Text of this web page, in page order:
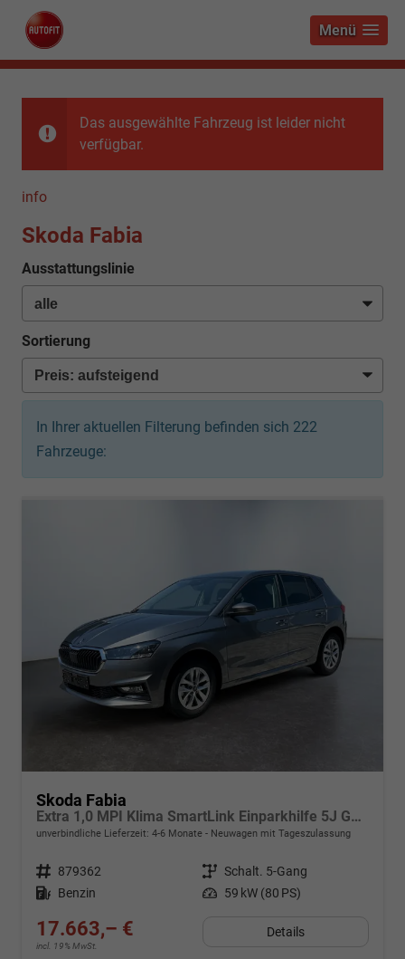
Menü
Das ausgewählte Fahrzeug ist leider nicht
verfügbar.
info
Skoda Fabia
Ausstattungslinie
Sortierung
In Ihrer aktuellen Filterung befinden sich 222
Fahrzeuge:
Skoda Fabia
Extra 1,0 MPI Klima SmartLink Einparkhilfe 5J Garantie LED Scheinwerfer Bluetooth
unverbindliche Lieferzeit: 4-6 Monate Neuwagen mit Tageszulassung
Fahrzeugnr. 879362 Getriebe Schalt. 5-Gang
Kraftstoff Benzin Leistung 59 kW (80 PS)
17.663,– €
incl. 19% MwSt.
Details